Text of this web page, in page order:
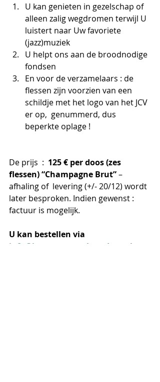
U kan genieten in gezelschap of
alleen zalig wegdromen terwijl U
luistert naar Uw favoriete
(jazz)muziek
U helpt ons aan de broodnodige
fondsen
En voor de verzamelaars : de
flessen zijn voorzien van een
schildje met het logo van het JCV
er op,  genummerd, dus
beperkte oplage !
De prijs  : 125 € per doos (zes
flessen) “Champagne Brut” –
afhaling of  levering (+/- 20/12) wordt
later besproken. Indien gewenst :
factuur is mogelijk.
U kan bestellen via
info@jazzcentrumvlaanderen.be